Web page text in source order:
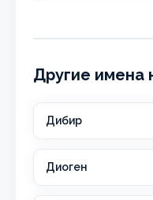
Другие имена
Дибир
Диоген